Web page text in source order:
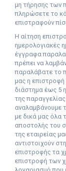
μη τήρησης των
πληρώσετε το
επιστραφούν
Η αίτηση
ημερολογιακές
έγγραφα
πρέπει να
παραλάβατε το
μας η επιστροφή
διάστημα έως 5
της
αναλαμβάνουμε
με δικά μας όλα
αποστολής του
της εταιρείας
αντιστοιχούν
επιστροφής τα
επιστροφή των